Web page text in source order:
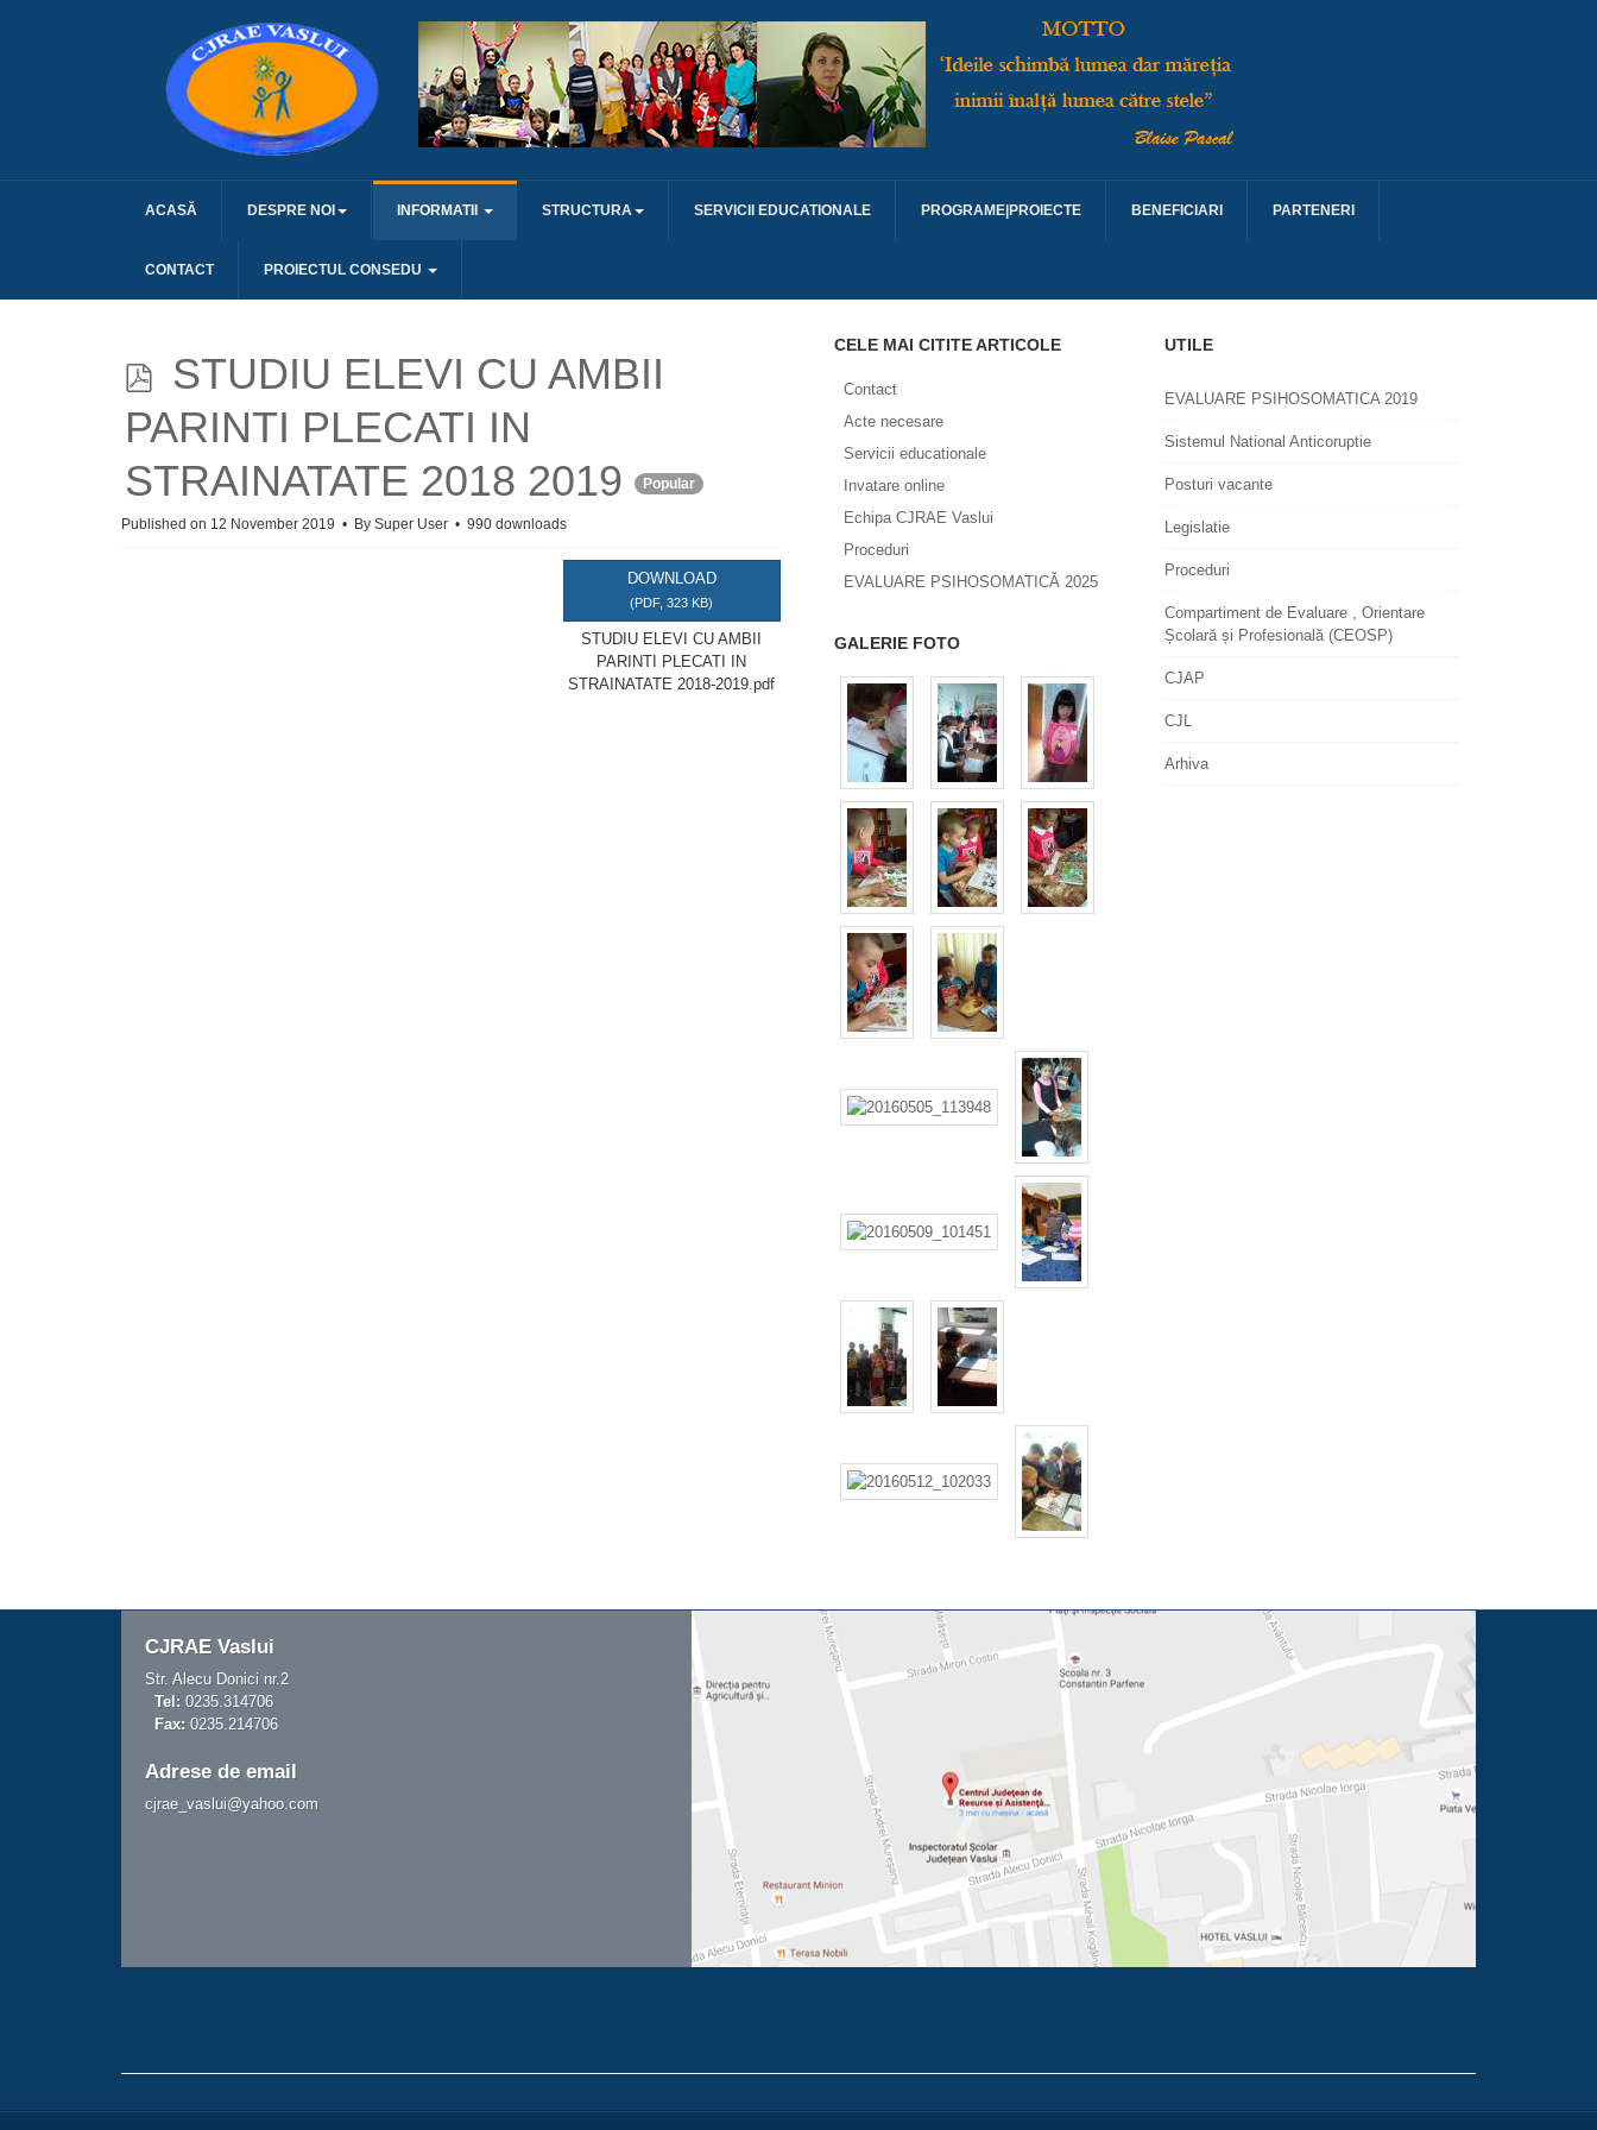
ACASĂ DESPRE NOI INFORMATII STRUCTURA SERVICII EDUCATIONALE PROGRAME|PROIECTE BENEFICIARI PARTENERI
CONTACT PROIECTUL CONSEDU
p
d
f
STUDIU ELEVI CU AMBII
PARINTI PLECATI IN
STRAINATATE 2018 2019
Popular
Published on 12 November 2019 By Super User 990 downloads
DOWNLOAD
(PDF,323 KB)
STUDIU ELEVI CU AMBII
PARINTI PLECATI IN
STRAINATATE 2018-2019.pdf
CELE MAI CITITE ARTICOLE
Contact
Acte necesare
Servicii educationale
Invatare online
Echipa CJRAE Vaslui
Proceduri
EVALUARE PSIHOSOMATICĂ 2025
GALERIE FOTO
UTILE
EVALUARE PSIHOSOMATICA 2019
Sistemul National Anticoruptie
Posturi vacante
Legislatie
Proceduri
Compartiment de Evaluare , Orientare
Școlară și Profesională (CEOSP)
CJAP
CJL
Arhiva
CJRAE Vaslui
Str. Alecu Donici nr.2
Tel: 0235.314706
Fax: 0235.214706
Adrese de email
cjrae_vaslui@yahoo.com